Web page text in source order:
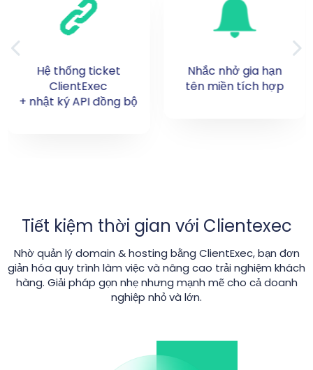
Nhắc nhở gia hạn
tên miền tích hợp
Hỗ trợ hơn 800
ccTLD & gTLD
Tiết kiệm thời gian với Clientexec
Nhờ quản lý domain & hosting bằng ClientExec, bạn đơn
giản hóa quy trình làm việc và nâng cao trải nghiệm khách
hàng. Giải pháp gọn nhẹ nhưng mạnh mẽ cho cả doanh
nghiệp nhỏ và lớn.